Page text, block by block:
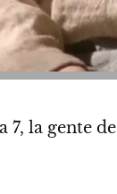
7, la gente de